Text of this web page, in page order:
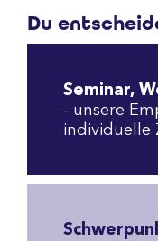
Du
Seminar,
- unsere
individuelle